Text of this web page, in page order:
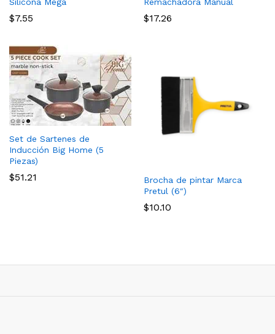
Silicona Mega
$7.55
Remachadora Manual
$17.26
Set de Sartenes de
Inducción Big Home (5
Piezas)
$51.21
Brocha de pintar Marca
Pretul (6″)
$10.10